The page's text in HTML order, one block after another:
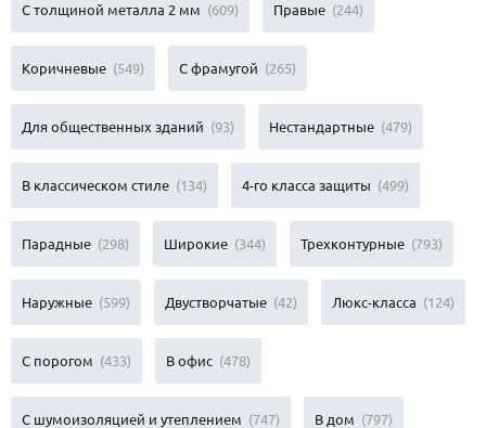
С толщиной металла 2 мм (609) Правые (244)
Коричневые (549) С фрамугой (265)
Для общественных зданий (93) Нестандартные (479)
В классическом стиле (134) 4-го класса защиты (499)
Парадные (298) Широкие (344) Трехконтурные (793)
Наружные (599) Двустворчатые (42) Люкс-класса (124)
С порогом (433) В офис (478)
С шумоизоляцией и утеплением (747) В дом (797)